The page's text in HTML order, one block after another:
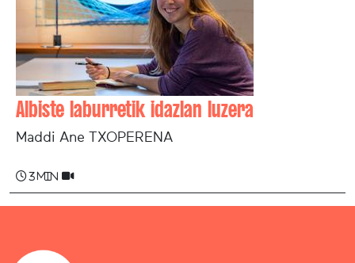
Albiste laburretik idazlan luzera
Maddi Ane TXOPERENA
3 min